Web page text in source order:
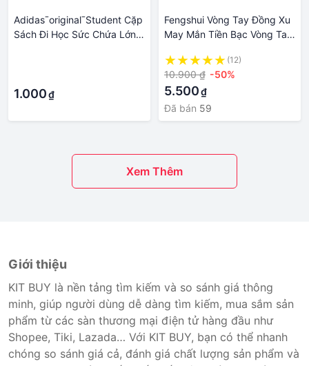
AdidasˉoriginalˉStudent Cặp
Sách Đi Học Sức Chứa Lớn
1.000₫
Fengshui Vòng Tay Đồng Xu
May Mắn Tiền Bạc Vòng Tay
Sức Bàn Tay Giàu Có Cho
Nam Nữ
(12)
10.900 ₫ -50%
5.500₫
Đã bán 59
Xem Thêm
Giới thiệu
KIT BUY là nền tảng tìm kiếm và so sánh giá thông
minh, giúp người dùng dễ dàng tìm kiếm, mua sắm sản
phẩm từ các sàn thương mại điện tử hàng đầu như
Shopee, Tiki, Lazada… Với KIT BUY, bạn có thể nhanh
chóng so sánh giá cả, đánh giá chất lượng sản phẩm và